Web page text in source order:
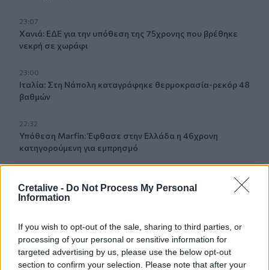
Cretalive - Do Not Process My Personal
Information
If you wish to opt-out of the sale, sharing to third parties, or
processing of your personal or sensitive information for
targeted advertising by us, please use the below opt-out
section to confirm your selection. Please note that after your
23:07
Χανιά: ΕΔΕ για την υπόθεση της 75χρονης που βρέθηκε
νεκρή σε χωράφι
23:00
Ιταλία: Στη Νάπολη καταγράφηκε θερμοκρασία-ρεκόρ 48
βαθμών
22:32
Υπόθεση Marfin: Έφθασε στην Ελλάδα η 46χρονη
κατηγορούμενη για εμπρησμό
Αυτές είναι οι πιο επικίνδυνες εβδομάδες για μεγάλες
πυρκαγιές
22:21
Χρήστος Δάντης: «Δεν περίμενα την αχαριστία, 22 χρόνια
μετά και συνάδελφοι προσπαθούν να ξεχάσουν ότι
έγραψα αυτό το τραγούδι»